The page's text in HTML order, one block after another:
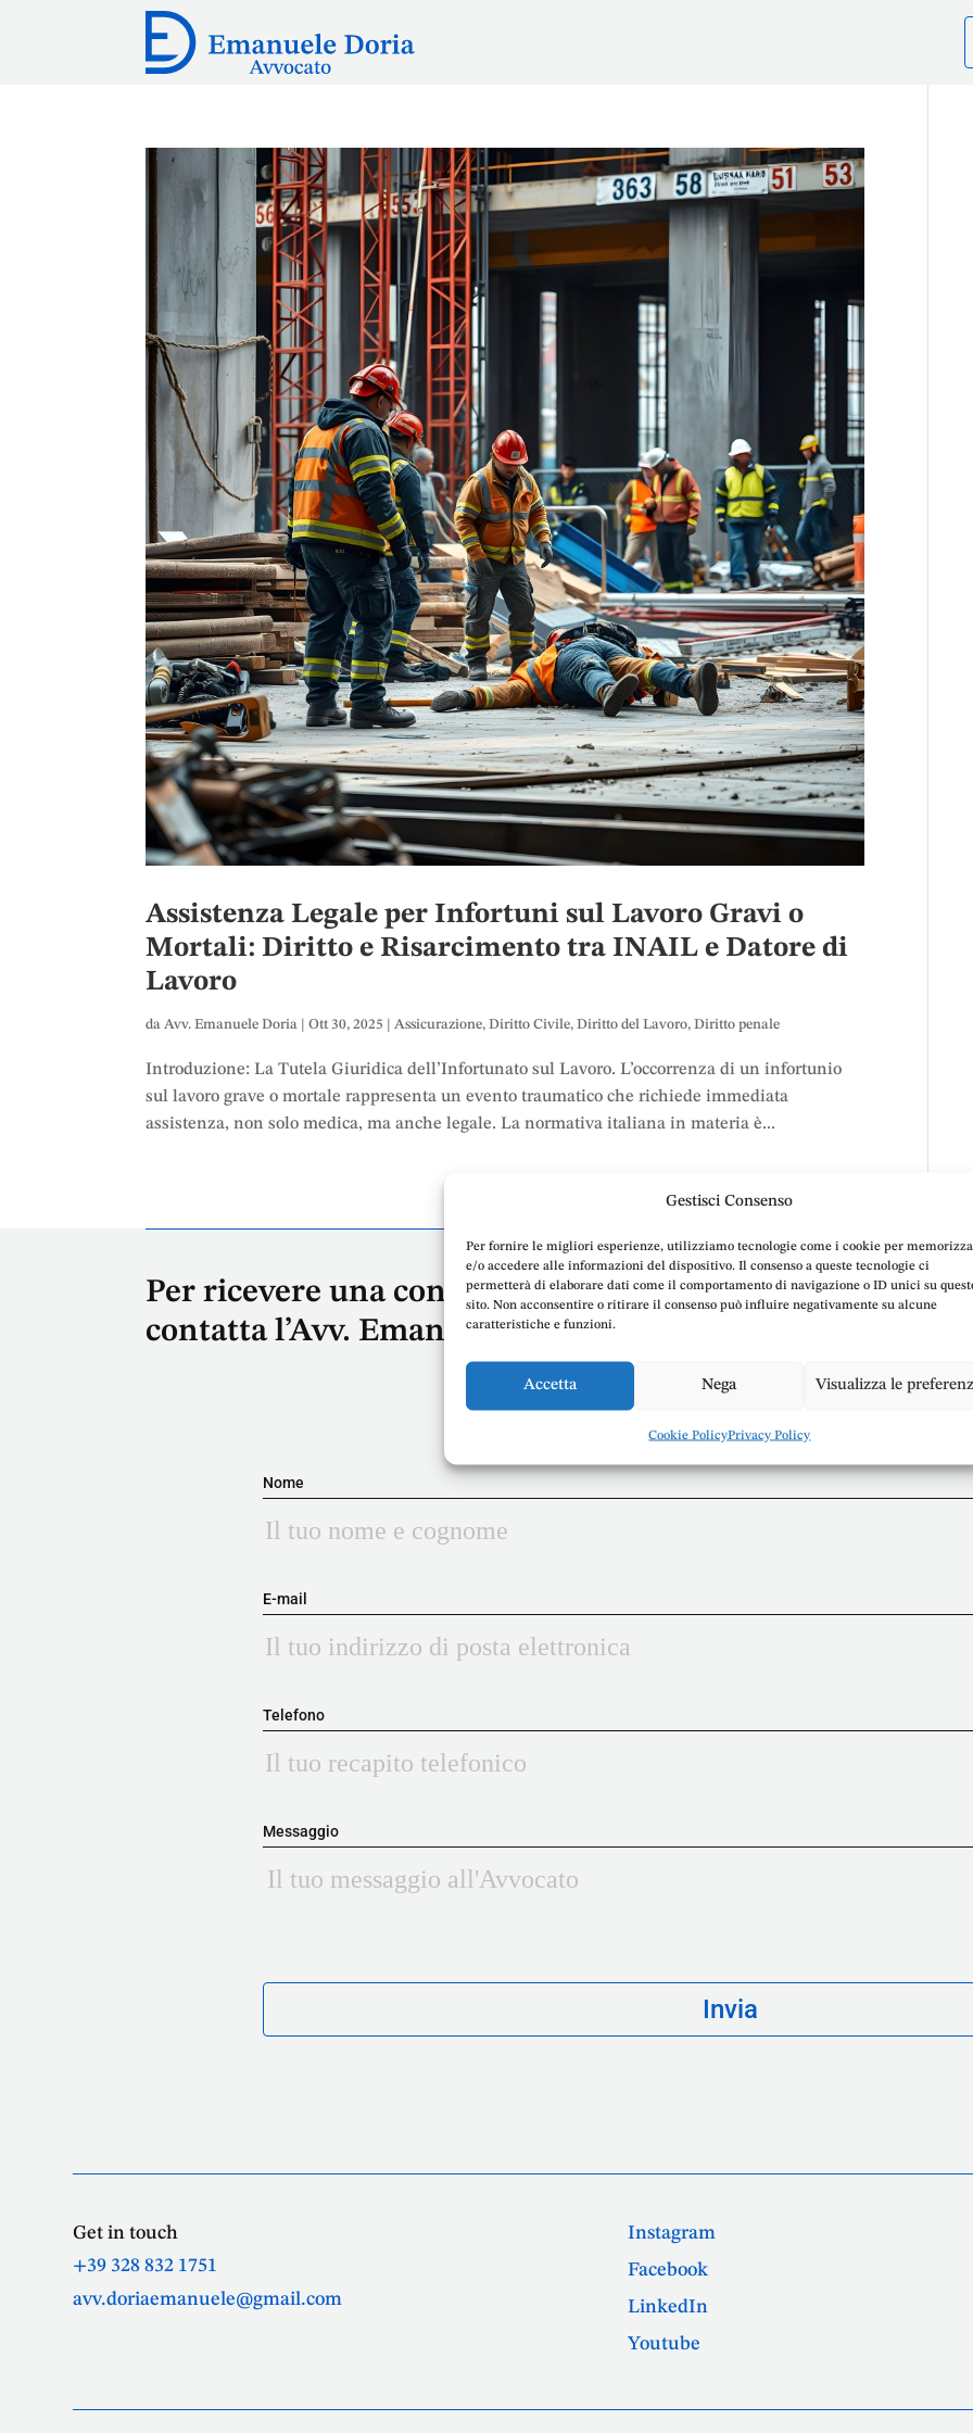
Gestisci Consenso
Per fornire le migliori esperienze, utilizziamo tecnologie come i cookie per
e/o accedere alle informazioni del dispositivo. Il consenso a queste tecnologie ci
permetterà di elaborare dati come il comportamento di navigazione o ID unici su
sito. Non acconsentire o ritirare il consenso può influire negativamente su alcune
caratteristiche e funzioni.
Accetta Nega Visualizza le
Cookie PolicyPrivacy Policy
Assistenza Legale per Infortuni sul Lavoro Gravi o
Mortali: Diritto e Risarcimento tra INAIL e Datore di
Lavoro
daAvv. Emanuele Doria |Ott 30, 2025 |Assicurazione,Diritto Civile,Diritto del Lavoro,Diritto penale
Introduzione: La Tutela Giuridica dell’Infortunato sul Lavoro. L’occorrenza di un infortunio
sul lavoro grave o mortale rappresenta un evento traumatico che richiede immediata
assistenza, non solo medica, ma anche legale. La normativa italiana in materia è...
Per ricevere una consulenza legalepasso dopo passo,
contatta l’Avv. Emanuele Doria
Nome
E-mail
Telefono
Messaggio
Get in touch
+39 328 832 1751
avv.doriaemanuele@gmail.com
Instagram
Facebook
LinkedIn
Youtube